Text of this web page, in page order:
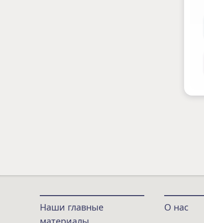
Наши главные
О нас